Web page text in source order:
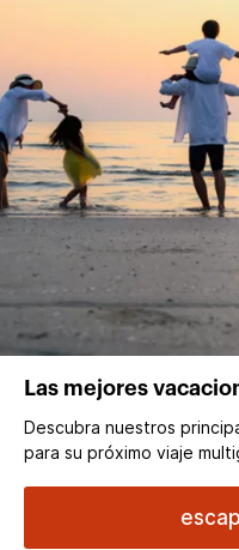
Las mejores
Descubra nuestros
para su próximo viaje